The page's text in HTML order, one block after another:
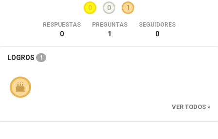
0 0 1
RESPUESTAS
0
PREGUNTAS
1
SEGUIDORES
0
LOGROS 1
VER TODOS »